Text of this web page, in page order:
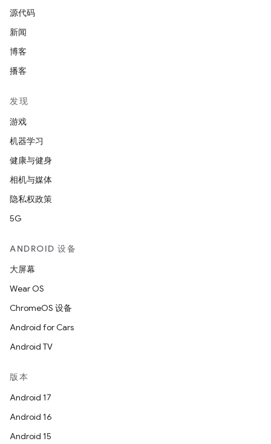
源代码
新闻
博客
播客
发现
游戏
机器学习
健康与健身
相机与媒体
隐私权政策
5G
ANDROID 设备
大屏幕
Wear OS
ChromeOS 设备
Android for Cars
Android TV
版本
Android 17
Android 16
Android 15